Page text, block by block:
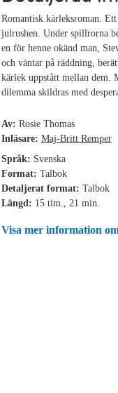
Romantisk kärleksroman.
julrushen. Under spillrorna
en för henne okänd man,
och väntar på räddning,
kärlek uppstått mellan dem.
dilemma skildras med
Av: Rosie Thomas
Inläsare: Maj-Britt Remper
Språk: Svenska
Format: Talbok
Detaljerat format: Talbok
Längd: 15 tim., 21 min.
Visa mer information